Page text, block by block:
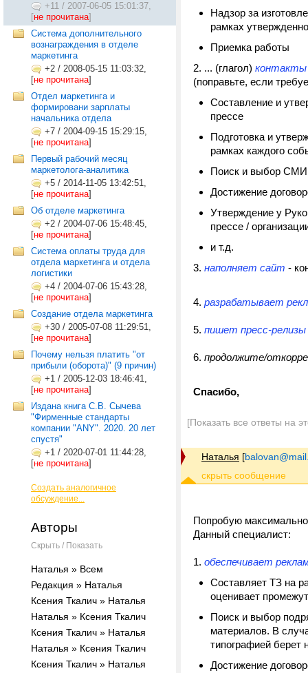
+11 / 2007-06-05 15:01:37,
[не прочитана]
Система дополнительного
вознаграждения в отделе
маркетинга
+2 / 2008-05-15 11:03:32,
[не прочитана]
Отдел маркетинга и
формировани зарплаты
начальника отдела
+7 / 2004-09-15 15:29:15,
[не прочитана]
Первый рабочий месяц
маркетолога-аналитика
+5 / 2014-11-05 13:42:51,
[не прочитана]
Об отделе маркетинга
+2 / 2004-07-06 15:48:45,
[не прочитана]
Система оплаты труда для
отдела маркетинга и отдела
логистики
+4 / 2004-07-06 15:43:28,
[не прочитана]
Создание отдела маркетинга
+30 / 2005-07-08 11:29:51,
[не прочитана]
Почему нельзя платить "от
прибыли (оборота)" (9 причин)
+1 / 2005-12-03 18:46:41,
[не прочитана]
Издана книга С.В. Сычева
"Фирменные стандарты
компании "ANY". 2020. 20 лет
спустя"
+1 / 2020-07-01 11:44:28,
[не прочитана]
Создать аналогичное
обсуждение...
Авторы
Скрыть / Показать
Наталья » Всем
Редакция » Наталья
Ксения Ткалич » Наталья
Наталья » Ксения Ткалич
Ксения Ткалич » Наталья
Наталья » Ксения Ткалич
Ксения Ткалич » Наталья
Надзор за
рамках
Приемка работы
2. ... (глагол) контакты
(поправьте, если
Составление и
прессе
Подготовка и
рамках каждого
Поиск и выбор СМИ
Достижение
Утверждение у
прессе /
и т.д.
3. наполняет сайт -
4. разрабатывает
5. пишет пресс-релизы
6. продолжите/
Спасибо,
[Показать все ответы на
Наталья [
Попробую максимально
Данный специалист:
1. обеспечивает
Составляет ТЗ на
оценивает
Поиск и выбор
материалов. В
типографией берет
Достижение